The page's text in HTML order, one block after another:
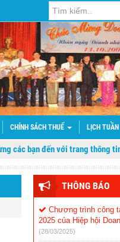
CHÍNH SÁCH THUẾ LỊCH TUẦN
bạn đến với trang thông tin điện
THÔNG BÁO
Chương trình công
2025 của Hiệp hội
(28/03/2025)